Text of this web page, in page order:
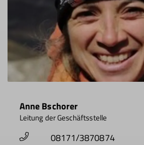
Anne Bschorer
Leitung der Geschäftsstelle
08171/3870874